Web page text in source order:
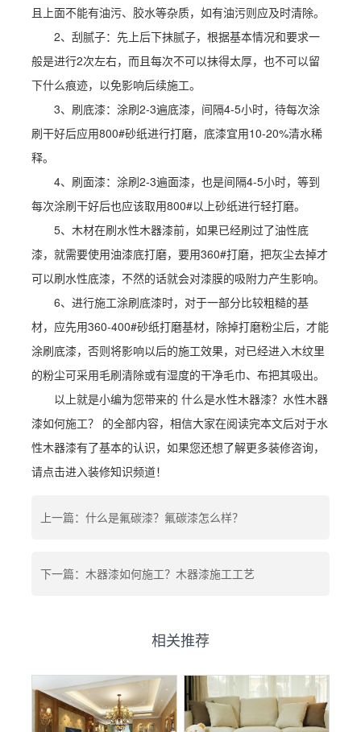
且上面不能有油污、胶水等杂质，如有油污则应及时清除。
2、刮腻子：先上后下抹腻子，根据基本情况和要求一
般是进行2次左右，而且每次不可以抹得太厚，也不可以留
下什么痕迹，以免影响后续施工。
3、刷底漆：涂刷2-3遍底漆，间隔4-5小时，待每次涂
刷干好后应用800#砂纸进行打磨，底漆宜用10-20%清水稀
释。
4、刷面漆：涂刷2-3遍面漆，也是间隔4-5小时，等到
每次涂刷干好后也应该取用800#以上砂纸进行轻打磨。
5、木材在刷水性木器漆前，如果已经刷过了油性底
漆，就需要使用油漆底打磨，要用360#打磨，把灰尘去掉才
可以刷水性底漆，不然的话就会对漆膜的吸附力产生影响。
6、进行施工涂刷底漆时，对于一部分比较粗糙的基
材，应先用360-400#砂纸打磨基材，除掉打磨粉尘后，才能
涂刷底漆，否则将影响以后的施工效果，对已经进入木纹里
的粉尘可采用毛刷清除或有湿度的干净毛巾、布把其吸出。
以上就是小编为您带来的 什么是水性木器漆？水性木器
漆如何施工？ 的全部内容，相信大家在阅读完本文后对于水
性木器漆有了基本的认识，如果您还想了解更多装修咨询，
请点击进入装修知识频道！
上一篇：什么是氟碳漆？氟碳漆怎么样？
下一篇：木器漆如何施工？木器漆施工工艺
相关推荐